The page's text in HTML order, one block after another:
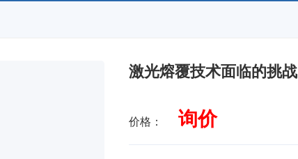
激光熔覆技术面临的挑战
价格： 询价